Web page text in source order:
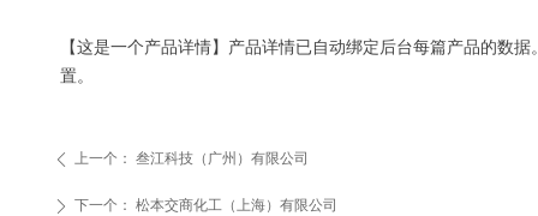
ꄴ 上一个： 叁江科技（广州）有限公司
ꄲ 下一个： 松本交商化工（上海）有限公司
【这是一个产品详情】产品详情已自动绑定后台每篇产品的数
置。